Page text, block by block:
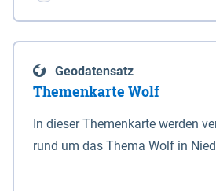
enthalten. Sperrwerke Sperrwerke sind Bauwerke
mit Sperrvorrichtungen in
Schutz eines Gebietes vor
vor Sturmfluten, zu dienen
Geodatensatz
Themenkarte Wolf
In dieser Themenkarte werden
rund um das Thema Wolf in